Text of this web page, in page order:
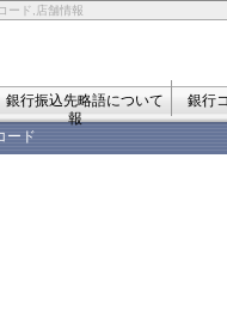
ード,店舗情報
銀行振込先略語について 銀行
報
ード